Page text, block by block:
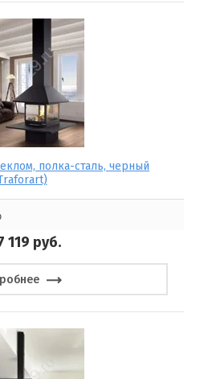
полка-сталь, черный
119 руб.